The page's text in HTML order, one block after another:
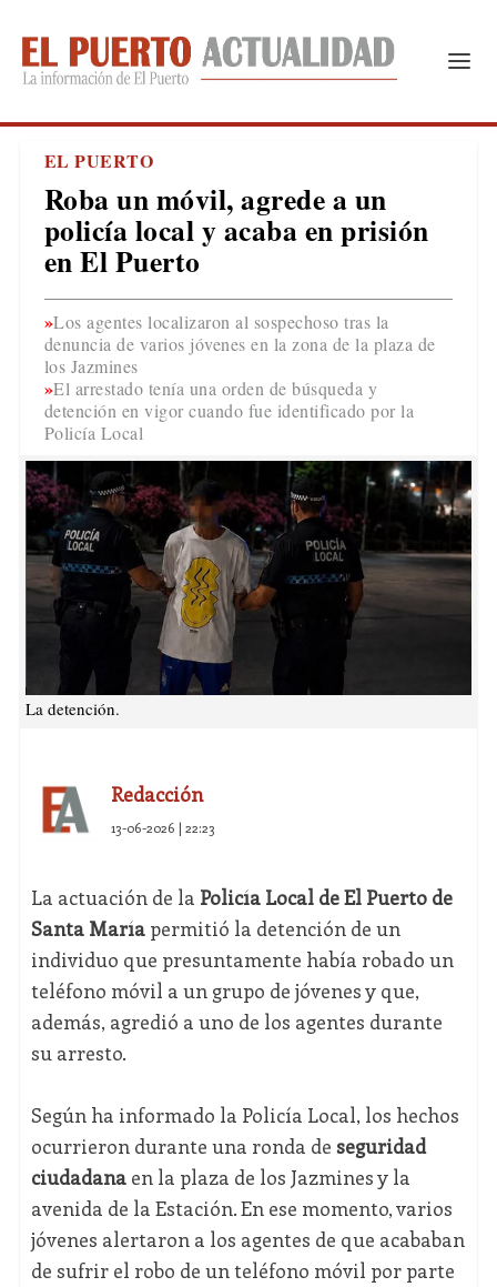
EL PUERTO
Roba un móvil, agrede a un
policía local y acaba en prisión
en El Puerto
Los agentes localizaron al sospechoso tras la
denuncia de varios jóvenes en la zona de la plaza de
los Jazmines
El arrestado tenía una orden de búsqueda y
detención en vigor cuando fue identificado por la
Policía Local
La detención.
Redacción
13-06-2026 | 22:23
La actuación de la Policía Local de El Puerto de
Santa Maríapermitió la detención de un
individuo que presuntamente había robado un
teléfono móvil a un grupo de jóvenes y que,
además, agredió a uno de los agentes durante
su arresto.
Según ha informado la Policía Local, los hechos
ocurrieron durante una ronda de seguridad
ciudadanaen la plaza de los Jazmines y la
avenida de la Estación. En ese momento, varios
jóvenes alertaron a los agentes de que acababan
de sufrir el robo de un teléfono móvil por parte